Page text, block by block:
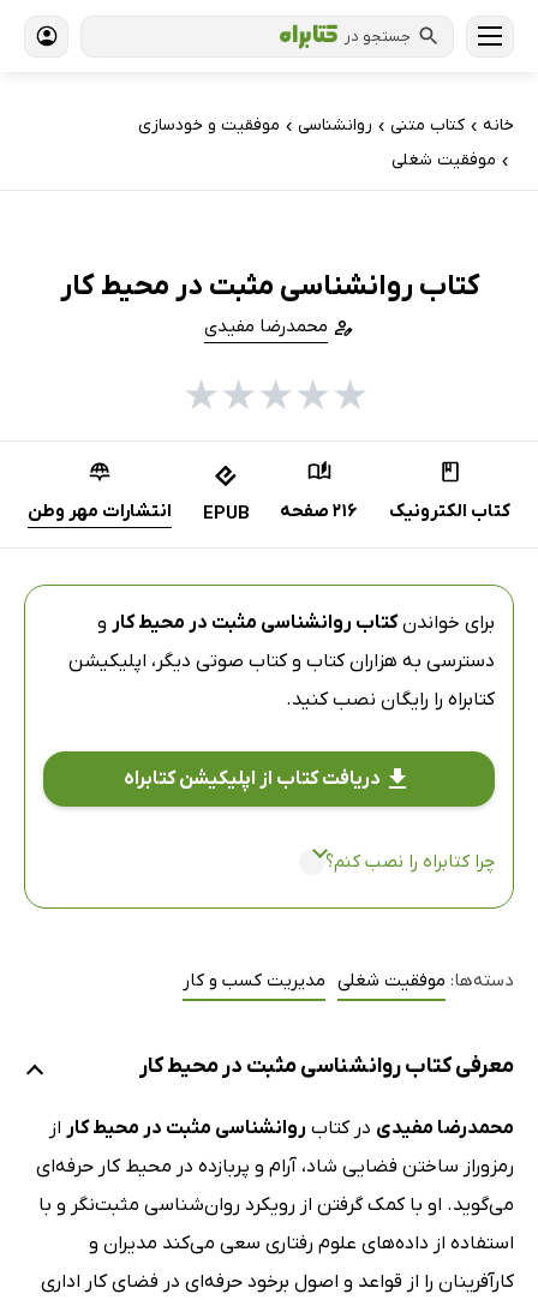
جستجو در
خانه › کتاب‌ متنی › روانشناسی › موفقیت و خودسازی
› موفقیت شغلی
کتاب روانشناسی مثبت در محیط کار
محمدرضا مفیدی
★
★
★
★
★
کتاب الکترونیک 216 صفحه EPUB انتشارات مهر وطن
برای خواندنکتاب روانشناسی مثبت در محیط کار و
دسترسی به هزاران کتاب و کتاب صوتی دیگر، اپلیکیشن
کتابراه را رایگان نصب کنید.
دریافت کتاب از اپلیکیشن کتابراه
چرا کتابراه را نصب کنم؟
دسته‌ها: موفقیت شغلی مدیریت کسب و کار
معرفی کتاب روانشناسی مثبت در محیط کار
محمدرضا مفیدی در کتاب روانشناسی مثبت در محیط کار از
رمز‌وراز ساختن فضایی شاد، آرام و پربازده در محیط کار حرفه‌ای
می‌گوید. او با کمک گرفتن از رویکرد‌ روان‌شناسی مثبت‌نگر و با
استفاده از داده‌های علوم رفتاری سعی می‌کند مدیران و
کارآفرینان را از قواعد و اصول برخود حرفه‌ای در فضای کار اداری